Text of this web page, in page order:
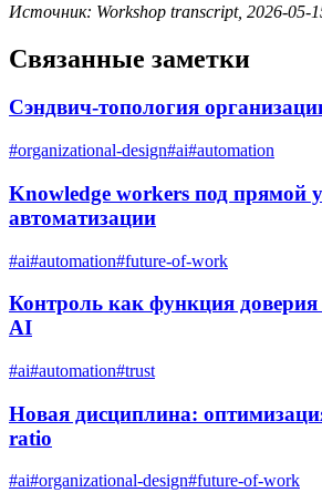
Источник: Workshop transcript, 2026-05-
Связанные заметки
Сэндвич-топология
#organizational-design#ai#automation
Knowledge workers под прямой
автоматизации
#ai#automation#future-of-work
Контроль как функция
AI
#ai#automation#trust
Новая дисциплина:
ratio
#ai#organizational-design#future-of-work